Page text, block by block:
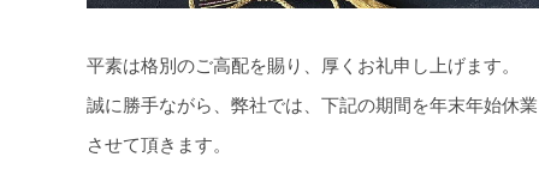
平素は格別のご高配を賜り、厚くお礼申し上げます。
誠に勝手ながら、弊社では、下記の期間を年末年始休
させて頂きます。